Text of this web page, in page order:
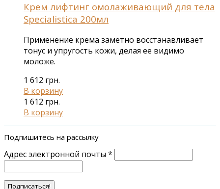
Крем лифтинг омолаживающий для тела
Specialistica 200мл
Применение крема заметно восстанавливает
тонус и упругость кожи, делая ее видимо
моложе.
1 612 грн.
В корзину
1 612 грн.
В корзину
Подпишитесь на рассылку
Адрес электронной почты *